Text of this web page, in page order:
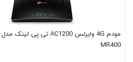
MR400